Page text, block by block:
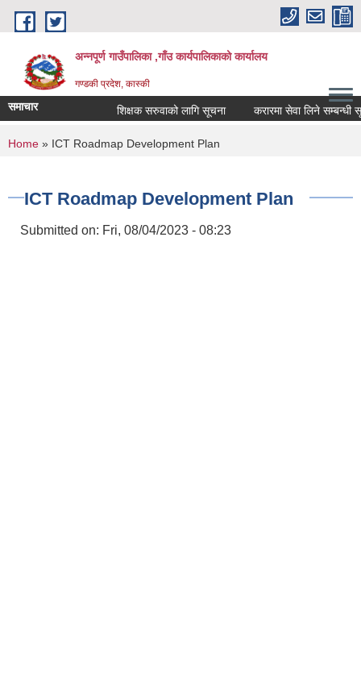
Skip to main content
अन्नपूर्ण गाउँपालिका ,गाँउ कार्यपालिकाको कार्यालय
गण्डकी प्रदेश, कास्की
समाचार शिक्षक सरुवाको लागि सूचना करारमा सेवा लिने सम्बन्धी
You are here
Home » ICT Roadmap Development Plan
ICT Roadmap Development Plan
Submitted on: Fri, 08/04/2023 - 08:23